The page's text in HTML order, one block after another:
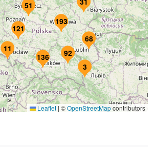
3
68
92
193
11
51
121
136
Leaflet | ©OpenStreetMapcontributors